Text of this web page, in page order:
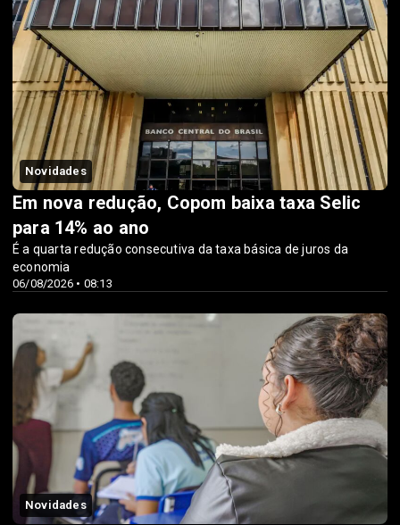
Novidades
06/08/2026 • 08:13
Em nova redução, Copom baixa taxa Selic
para 14% ao ano
É a quarta redução consecutiva da taxa básica de juros da
economia
Novidades